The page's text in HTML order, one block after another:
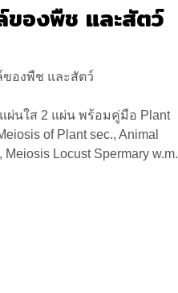
ของพืช และสัตว์
ของพืช และสัตว์
ผ่นใส 2 แผ่น พร้อมคู่มือ Plant
of Plant sec., Animal
Meiosis Locust Spermary w.m.